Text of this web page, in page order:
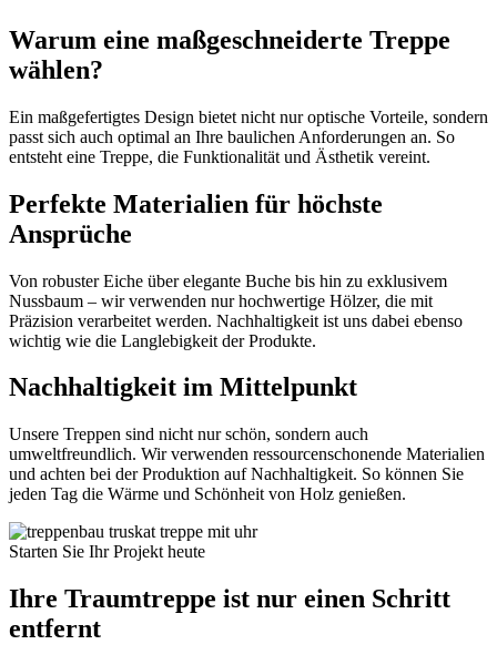
Warum eine maßgeschneiderte Treppe
wählen?
Ein maßgefertigtes Design bietet nicht nur optische Vorteile, sondern
passt sich auch optimal an Ihre baulichen Anforderungen an. So
entsteht eine Treppe, die Funktionalität und Ästhetik vereint.
Perfekte Materialien für höchste
Ansprüche
Von robuster Eiche über elegante Buche bis hin zu exklusivem
Nussbaum – wir verwenden nur hochwertige Hölzer, die mit
Präzision verarbeitet werden. Nachhaltigkeit ist uns dabei ebenso
wichtig wie die Langlebigkeit der Produkte.
Nachhaltigkeit im Mittelpunkt
Unsere Treppen sind nicht nur schön, sondern auch
umweltfreundlich. Wir verwenden ressourcenschonende Materialien
und achten bei der Produktion auf Nachhaltigkeit. So können Sie
jeden Tag die Wärme und Schönheit von Holz genießen.
Starten Sie Ihr Projekt heute
Ihre Traumtreppe ist nur einen Schritt
entfernt